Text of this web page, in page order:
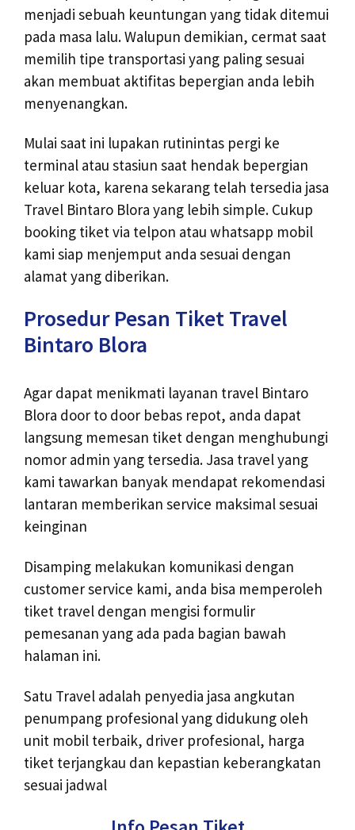
menjadi sebuah keuntungan yang tidak ditemui
pada masa lalu. Walupun demikian, cermat saat
memilih tipe transportasi yang paling sesuai
akan membuat aktifitas bepergian anda lebih
menyenangkan.
Mulai saat ini lupakan rutinintas pergi ke
terminal atau stasiun saat hendak bepergian
keluar kota, karena sekarang telah tersedia jasa
Travel Bintaro Blora yang lebih simple. Cukup
booking tiket via telpon atau whatsapp mobil
kami siap menjemput anda sesuai dengan
alamat yang diberikan.
Prosedur Pesan Tiket Travel
Bintaro Blora
Agar dapat menikmati layanan travel Bintaro
Blora door to door bebas repot, anda dapat
langsung memesan tiket dengan menghubungi
nomor admin yang tersedia. Jasa travel yang
kami tawarkan banyak mendapat rekomendasi
lantaran memberikan service maksimal sesuai
keinginan
Disamping melakukan komunikasi dengan
customer service kami, anda bisa memperoleh
tiket travel dengan mengisi formulir
pemesanan yang ada pada bagian bawah
halaman ini.
Satu Travel adalah penyedia jasa angkutan
penumpang profesional yang didukung oleh
unit mobil terbaik, driver profesional, harga
tiket terjangkau dan kepastian keberangkatan
sesuai jadwal